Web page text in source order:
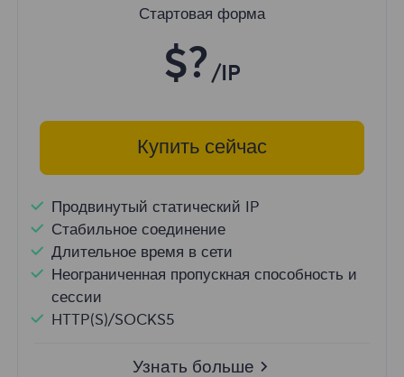
Стартовая форма
$? /IP
Купить сейчас
Продвинутый статический IP
Стабильное соединение
Длительное время в сети
Неограниченная пропускная способность и
сессии
HTTP(S)/SOCKS5
Узнать больше